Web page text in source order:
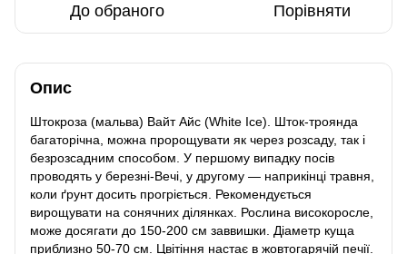
До обраного Порівняти
Опис
Штокроза (мальва) Вайт Айс (White Ice). Шток-троянда
багаторічна, можна пророщувати як через розсаду, так і
безрозсадним способом. У першому випадку посів
проводять у березні-Вечі, у другому — наприкінці травня,
коли ґрунт досить прогріється. Рекомендується
вирощувати на сонячних ділянках. Рослина високоросле,
може досягати до 150-200 см заввишки. Діаметр куща
приблизно 50-70 см. Цвітіння настає в жовтогарячій печії.